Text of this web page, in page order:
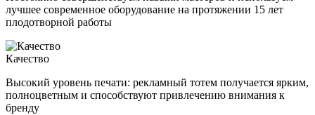
лучшее современное оборудование на протяжении 15 лет
плодотворной работы
Качество
Высокий уровень печати: рекламный тотем получается ярким,
полноцветным и способствуют привлечению внимания к
бренду